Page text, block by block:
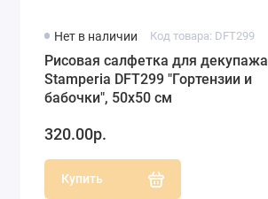
Нет в наличии Код товара: DFT299
Рисовая салфетка для декупажа
Stamperia DFT299 "Гортензии и
бабочки", 50х50 см
320.00р.
Купить